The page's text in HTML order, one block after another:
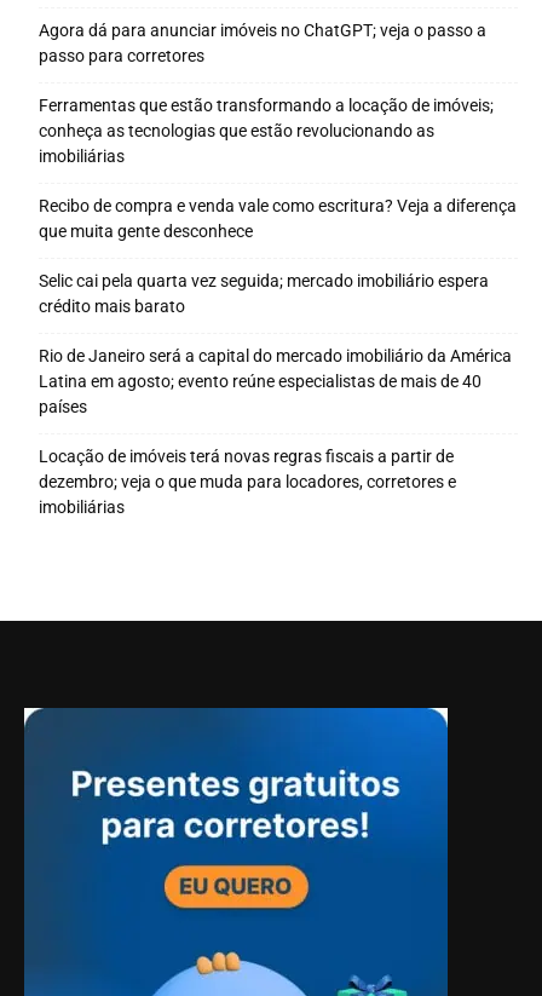
Agora dá para anunciar imóveis no ChatGPT; veja o passo a
passo para corretores
Ferramentas que estão transformando a locação de imóveis;
conheça as tecnologias que estão revolucionando as
imobiliárias
Recibo de compra e venda vale como escritura? Veja a diferença
que muita gente desconhece
Selic cai pela quarta vez seguida; mercado imobiliário espera
crédito mais barato
Rio de Janeiro será a capital do mercado imobiliário da América
Latina em agosto; evento reúne especialistas de mais de 40
países
Locação de imóveis terá novas regras fiscais a partir de
dezembro; veja o que muda para locadores, corretores e
imobiliárias